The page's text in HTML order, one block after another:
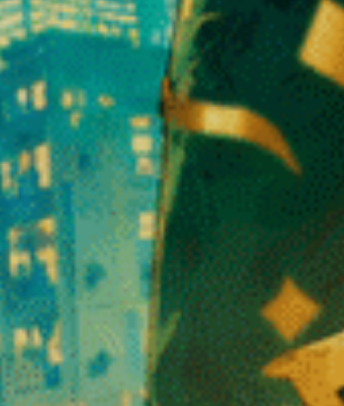
blomster skaber stigende interesse.
sig mod visse insekter og miljøfaktorer.
til at skabe en rig og kompleks aromatisk profil.